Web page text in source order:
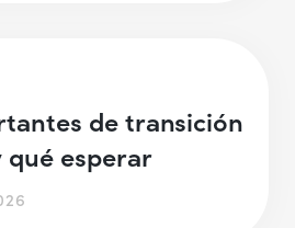
de transición
qué esperar